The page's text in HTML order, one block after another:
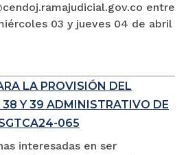
entre
03 y jueves 04 de abril
LA PROVISIÓN DEL
38 Y 39 ADMINISTRATIVO DE
065
interesadas en ser